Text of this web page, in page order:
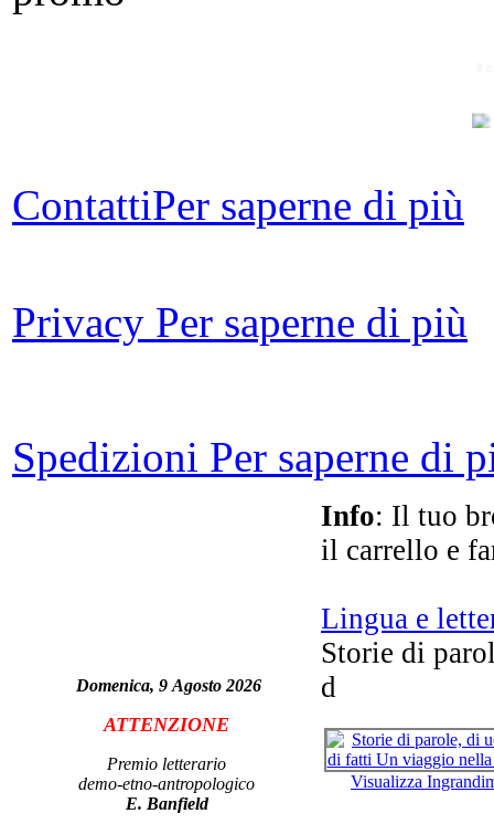
ContattiPer saperne di più
Privacy Per saperne di più
Spedizioni Per saperne di
Domenica, 9 Agosto 2026
ATTENZIONE
Premio letterario
demo-etno-antropologico
E. Banfield
Info: Il tuo
il carrello e
Lingua e
Storie di
d
Visualizza